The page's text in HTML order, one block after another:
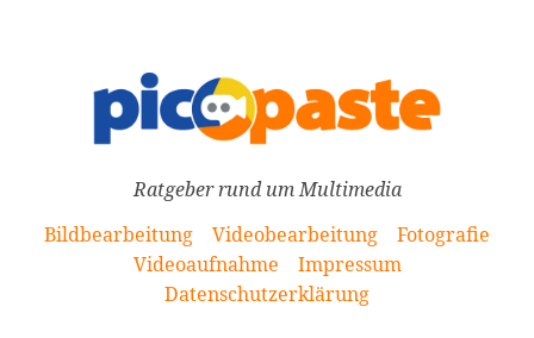
Ratgeber rund um Multimedia
Bildbearbeitung
Videobearbeitung
Fotografie
Videoaufnahme
Impressum
Datenschutzerklärung